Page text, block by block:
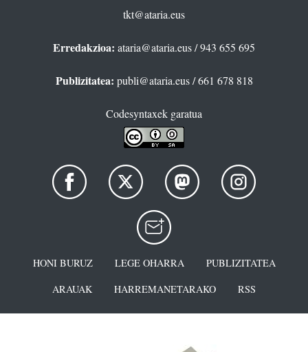
tkt@ataria.eus
Erredakzioa: ataria@ataria.eus/ 943 655 695
Publizitatea: publi@ataria.eus/ 661 678 818
Codesyntaxek garatua
HONI BURUZ LEGE OHARRA
PUBLIZITATEA
ARAUAK
HARREMANETARAKO RSS